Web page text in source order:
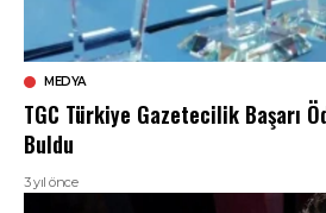
MEDYA
TGC Türkiye Gazetecilik Başarı
Buldu
3 yıl önce